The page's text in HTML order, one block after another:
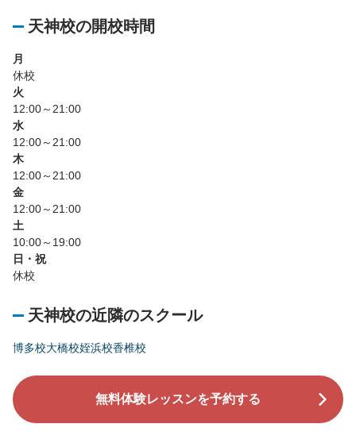
天神校の開校時間
月
休校
火
12:00～21:00
水
12:00～21:00
木
12:00～21:00
金
12:00～21:00
土
10:00～19:00
日・祝
休校
天神校の近隣のスクール
博多校大橋校姪浜校香椎校
無料体験レッスンを予約する